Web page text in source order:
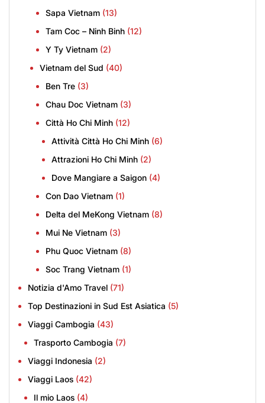
Sapa Vietnam (13)
Tam Coc – Ninh Binh (12)
Y Ty Vietnam (2)
Vietnam del Sud (40)
Ben Tre (3)
Chau Doc Vietnam (3)
Città Ho Chi Minh (12)
Attività Città Ho Chi Minh (6)
Attrazioni Ho Chi Minh (2)
Dove Mangiare a Saigon (4)
Con Dao Vietnam (1)
Delta del MeKong Vietnam (8)
Mui Ne Vietnam (3)
Phu Quoc Vietnam (8)
Soc Trang Vietnam (1)
Notizia d'Amo Travel (71)
Top Destinazioni in Sud Est Asiatica (5)
Viaggi Cambogia (43)
Trasporto Cambogia (7)
Viaggi Indonesia (2)
Viaggi Laos (42)
Il mio Laos (4)